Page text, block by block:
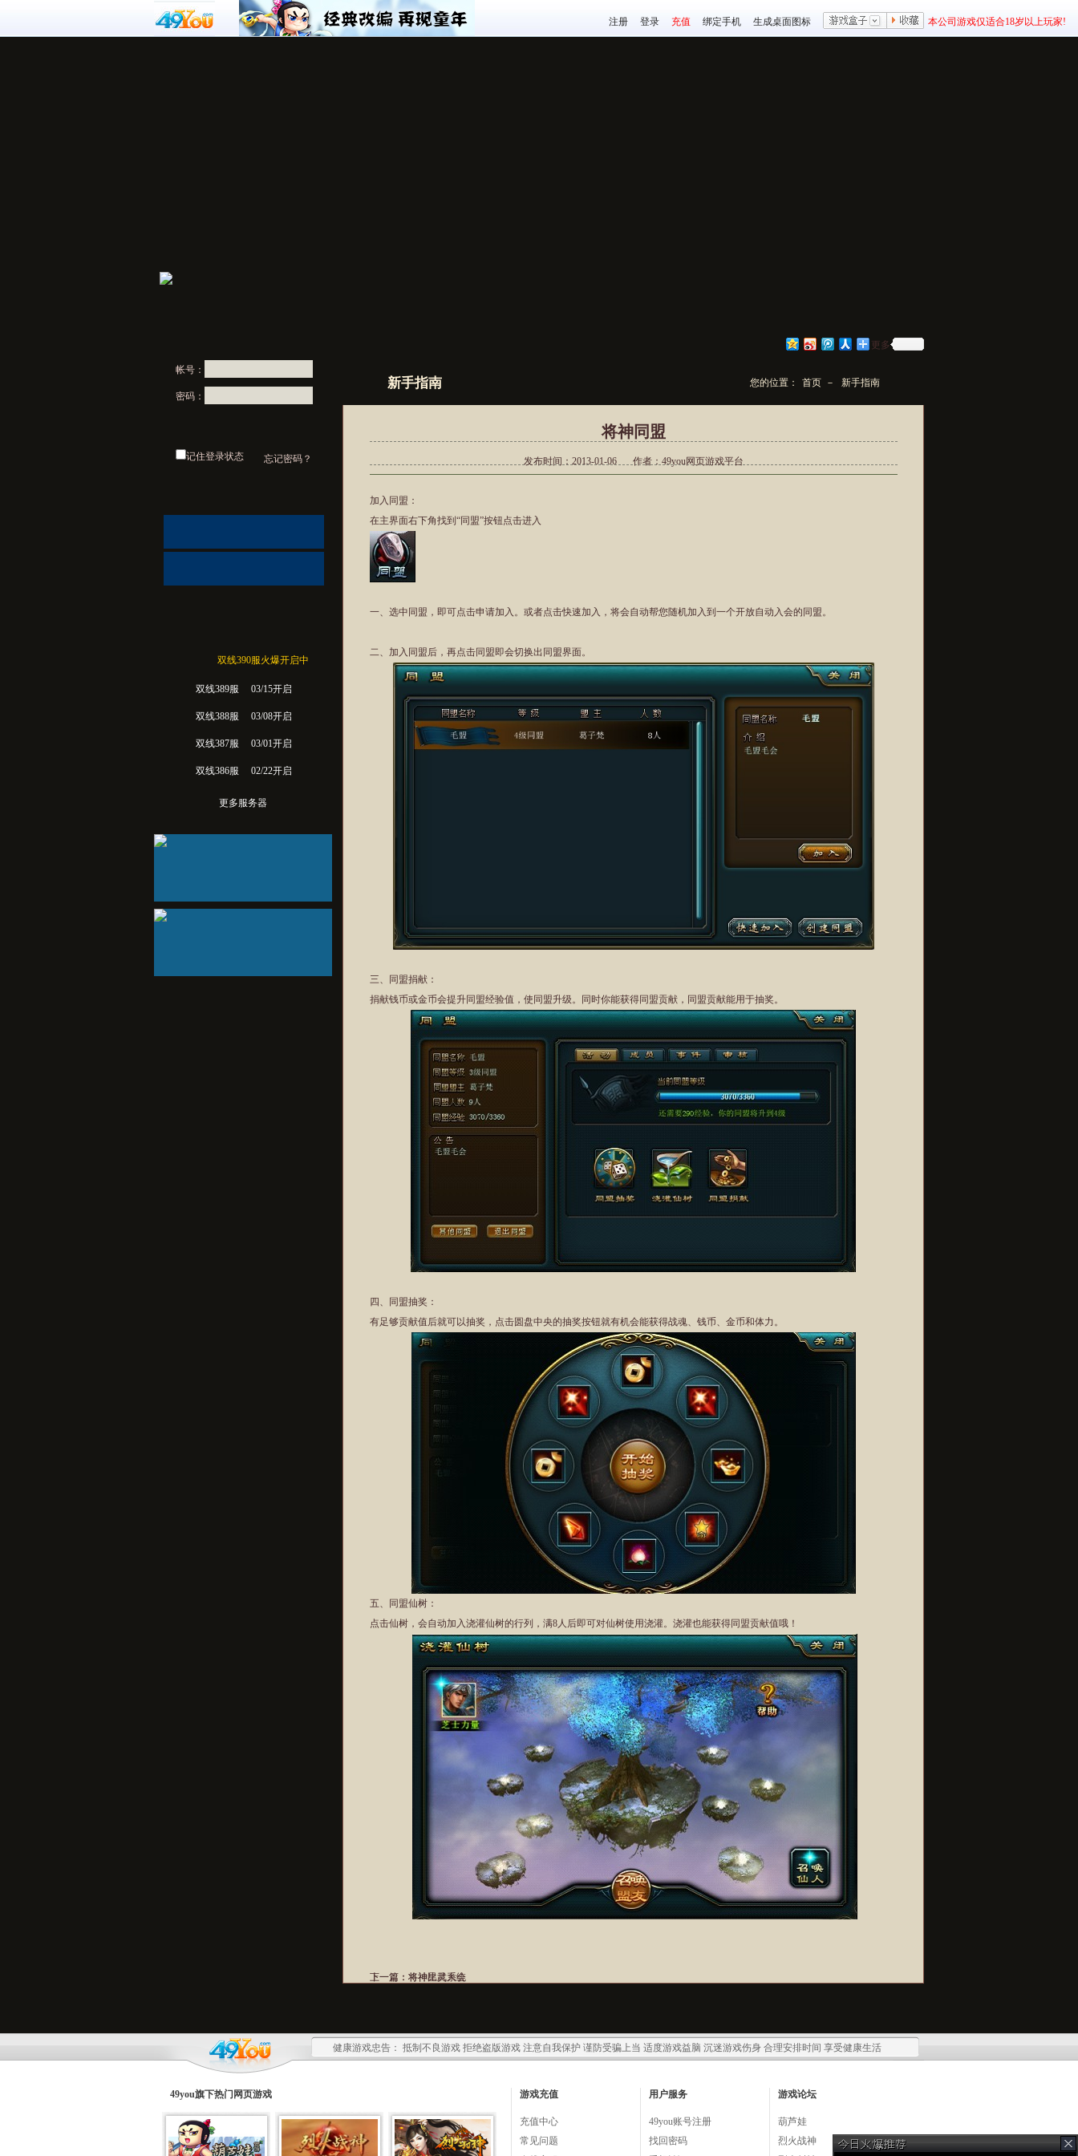
本公司游戏仅适合18岁以上玩家!
注册 登录 充值 绑定手机 生成桌面图标
更多
帐号：
密码：
记住登录状态 忘记密码？
双线390服火爆开启中
双线389服 03/15开启
双线388服 03/08开启
双线387服 03/01开启
双线386服 02/22开启
更多服务器
新手指南 您的位置： 首页 － 新手指南
将神同盟
发布时间：2013-01-06 作者：49you网页游戏平台
加入同盟：
在主界面右下角找到“同盟”按钮点击进入
一、选中同盟，即可点击申请加入。或者点击快速加入，将会自动帮您随机加入到一个开放自动入会的同盟。
二、加入同盟后，再点击同盟即会切换出同盟界面。
三、同盟捐献：
捐献钱币或金币会提升同盟经验值，使同盟升级。同时你能获得同盟贡献，同盟贡献能用于抽奖。
四、同盟抽奖：
有足够贡献值后就可以抽奖，点击圆盘中央的抽奖按钮就有机会能获得战魂、钱币、金币和体力。
五、同盟仙树：
点击仙树，会自动加入浇灌仙树的行列，满8人后即可对仙树使用浇灌。浇灌也能获得同盟贡献值哦！
上一篇： 将神比武大会
下一篇： 将神星灵系统
健康游戏忠告： 抵制不良游戏 拒绝盗版游戏 注意自我保护 谨防受骗上当 适度游戏益脑 沉迷游戏伤身 合理安排时间 享受健康生活
49you旗下热门 网页游戏 游戏充值
充值中心
常见问题
用户服务
49you账号注册
找回密码
游戏论坛
葫芦娃
烈火战神